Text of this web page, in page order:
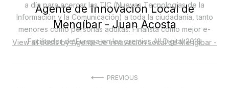
Agente de Innovación Local de
Mengíbar - Juan Acosta
View all posts by Agente de Innovación Local de Mengíbar -
a día para acercar las TIC (Nuevas Tecnologías de la
Información y la Comunicación) a toda la ciudadanía, tanto
menores como personas adultas. Finalista como mejor e-
Facilitador de Europa en los premios All Digital 2018
PREVIOUS